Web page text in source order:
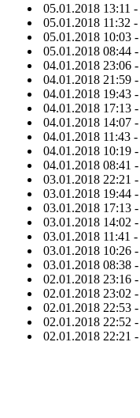
05.01.2018 13:11 -
05.01.2018 11:32 -
05.01.2018 10:03 -
05.01.2018 08:44 -
04.01.2018 23:06 -
04.01.2018 21:59 -
04.01.2018 19:43 -
04.01.2018 17:13 -
04.01.2018 14:07 -
04.01.2018 11:43 -
04.01.2018 10:19 -
04.01.2018 08:41 -
03.01.2018 22:21 -
03.01.2018 19:44 -
03.01.2018 17:13 -
03.01.2018 14:02 -
03.01.2018 11:41 -
03.01.2018 10:26 -
03.01.2018 08:38 -
02.01.2018 23:16 -
02.01.2018 23:02 -
02.01.2018 22:53 -
02.01.2018 22:52 -
02.01.2018 22:21 -